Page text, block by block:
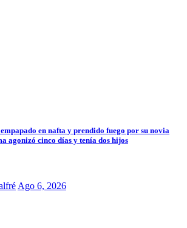
en nafta y prendido fuego por su novia
agonizó cinco días y tenía dos hijos
Ago 6, 2026